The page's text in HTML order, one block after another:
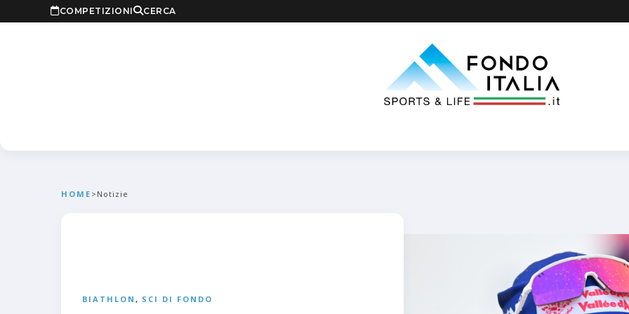
COMPETIZIONI CERCA
HOME > Notizie
BIATHLON , SCI DI FONDO